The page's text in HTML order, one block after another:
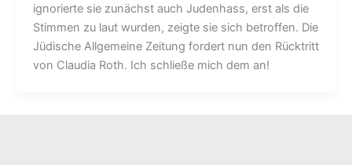
ignorierte sie zunächst auch Judenhass, erst als die
Stimmen zu laut wurden, zeigte sie sich betroffen. Die
Jüdische Allgemeine Zeitung fordert nun den Rücktritt
von Claudia Roth. Ich schließe mich dem an!